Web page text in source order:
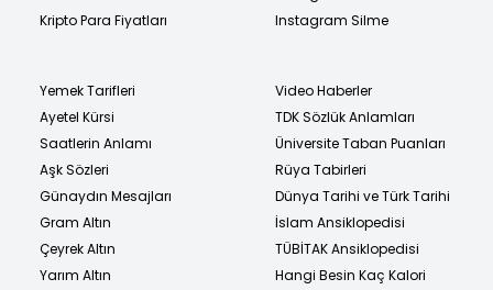
Kripto Para Fiyatları
Instagram Silme
Yemek Tarifleri
Ayetel Kürsi
Saatlerin Anlamı
Aşk Sözleri
Günaydın Mesajları
Gram Altın
Çeyrek Altın
Yarım Altın
Video Haberler
TDK Sözlük Anlamları
Üniversite Taban Puanları
Rüya Tabirleri
Dünya Tarihi ve Türk Tarihi
İslam Ansiklopedisi
TÜBİTAK Ansiklopedisi
Hangi Besin Kaç Kalori